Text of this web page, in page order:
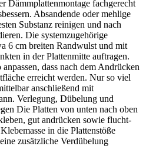
Dämmplattenmontage fachgerecht
Absandende oder mehlige
Substanz reinigen und nach
Die systemzugehörige
6 cm breiten Randwulst und mit
in der Plattenmitte auftragen.
dass nach dem Andrücken
erreicht werden. Nur so viel
anschließend mit
Verlegung, Dübelung und
Die Platten von unten nach oben
gut andrücken sowie flucht-
in die Plattenstöße
zusätzliche Verdübelung